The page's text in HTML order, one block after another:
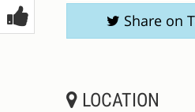
Share on
LOCATION